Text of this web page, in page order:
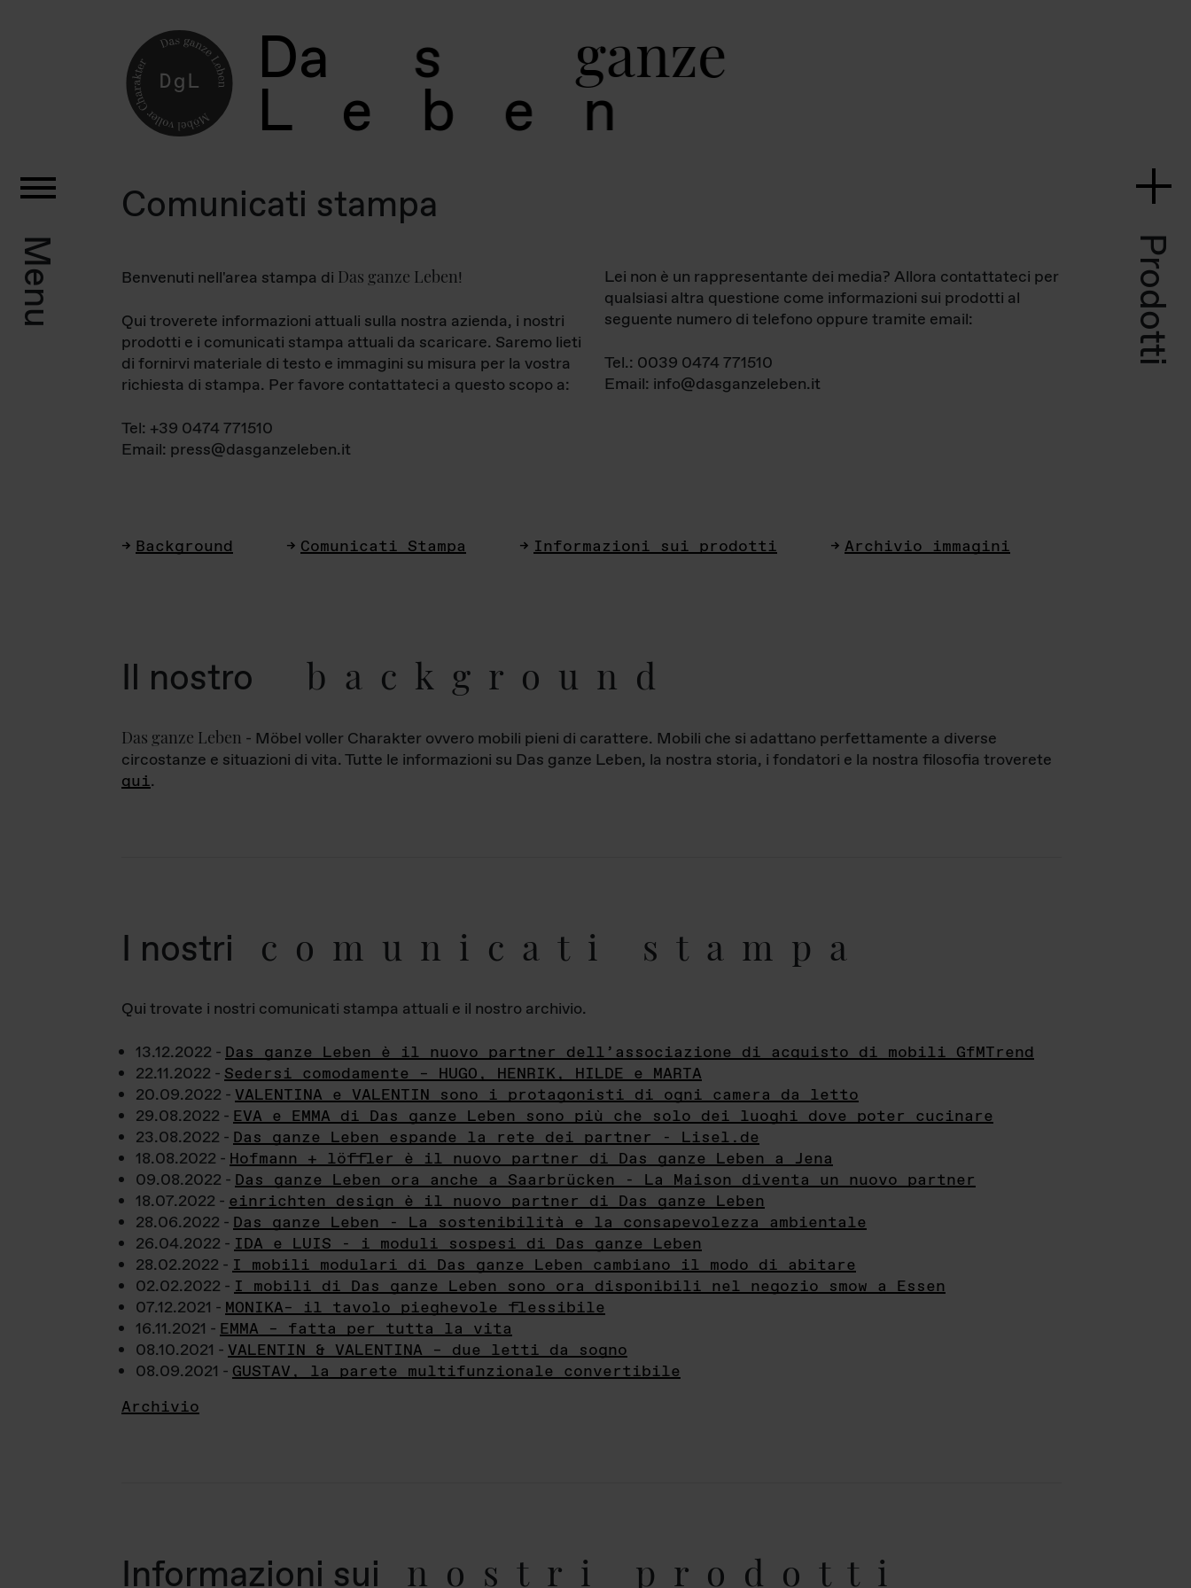
Da s ganz
L e b e
Menu Prodotti
Comunicati stampa
Benvenuti nell'area stampa di Das ganze Leben!
Qui troverete informazioni attuali sulla nostra azienda, i nostri
prodotti e i comunicati stampa attuali da scaricare. Saremo lieti
di fornirvi materiale di testo e immagini su misura per la vostra
richiesta di stampa. Per favore contattateci a questo scopo a:
Tel: +39 0474 771510
Email: press@dasganzeleben.it
Lei non è un rappresentante dei media? Allora contattateci per
qualsiasi altra questione come informazioni sui prodotti al
seguente numero di telefono oppure tramite email:
Tel.: 0039 0474 771510
Email: info@dasganzeleben.it
Background Comunicati Stampa Informazioni sui prodotti Archivio immagini
Il nostro background
Das ganze Leben - Möbel voller Charakter ovvero mobili pieni di carattere. Mobili che si adattano perfettamente a diverse
circostanze e situazioni di vita. Tutte le informazioni su Das ganze Leben, la nostra storia, i fondatori e la nostra filosofia troverete
qui.
I nostri comunicati stampa
Qui trovate i nostri comunicati stampa attuali e il nostro archivio.
13.12.2022 - Das ganze Leben è il nuovo partner dell’associazione di acquisto di mobili GfMTrend
22.11.2022 - Sedersi comodamente – HUGO, HENRIK, HILDE e MARTA
20.09.2022 - VALENTINA e VALENTIN sono i protagonisti di ogni camera da letto
29.08.2022 - EVA e EMMA di Das ganze Leben sono più che solo dei luoghi dove poter cucinare
23.08.2022 - Das ganze Leben espande la rete dei partner - Lisel.de
18.08.2022 - Hofmann + löffler è il nuovo partner di Das ganze Leben a Jena
09.08.2022 - Das ganze Leben ora anche a Saarbrücken - La Maison diventa un nuovo partner
18.07.2022 - einrichten design è il nuovo partner di Das ganze Leben
28.06.2022 - Das ganze Leben - La sostenibilità e la consapevolezza ambientale
26.04.2022 - IDA e LUIS - i moduli sospesi di Das ganze Leben
28.02.2022 - I mobili modulari di Das ganze Leben cambiano il modo di abitare
02.02.2022 - I mobili di Das ganze Leben sono ora disponibili nel negozio smow a Essen
07.12.2021 - MONIKA– il tavolo pieghevole flessibile
16.11.2021 - EMMA – fatta per tutta la vita
08.10.2021 - VALENTIN & VALENTINA – due letti da sogno
08.09.2021 - GUSTAV, la parete multifunzionale convertibile
Archivio
Informazioni sui nostri prodotti